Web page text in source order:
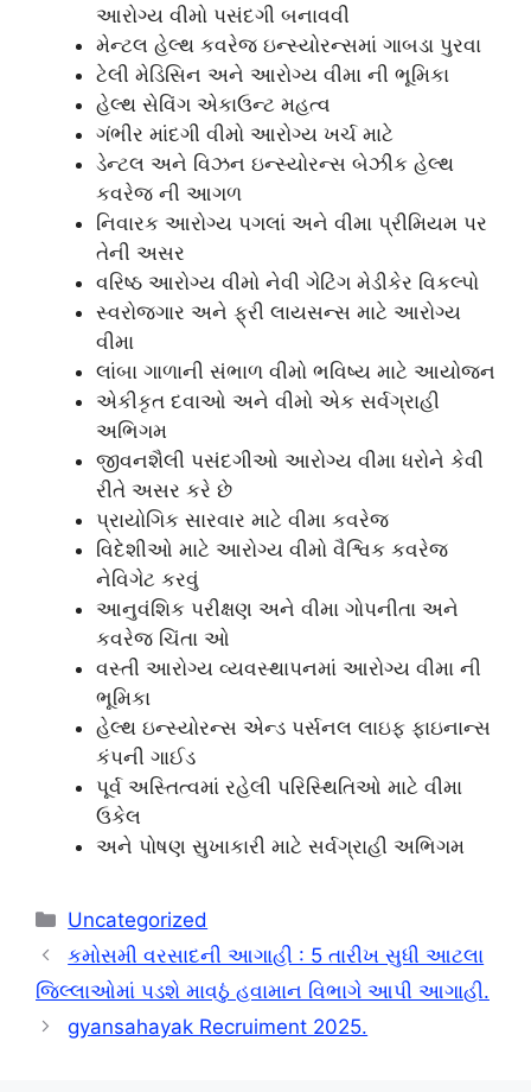
આરોગ્ય વીમો પસંદગી બનાવવી
મેન્ટલ હેલ્થ કવરેજ ઇન્સ્યોરન્સમાં ગાબડા પુરવા
ટેલી મેડિસિન અને આરોગ્ય વીમા ની ભૂમિકા
હેલ્થ સેવિંગ એકાઉન્ટ મહત્વ
ગંભીર માંદગી વીમો આરોગ્ય ખર્ચ માટે
ડેન્ટલ અને વિઝન ઇન્સ્યોરન્સ બેઝીક હેલ્થ
કવરેજ ની આગળ
નિવારક આરોગ્ય પગલાં અને વીમા પ્રીમિયમ પર
તેની અસર
વરિષ્ઠ આરોગ્ય વીમો નેવી ગેટિંગ મેડીકેર વિકલ્પો
સ્વરોજગાર અને ફ્રી લાયસન્સ માટે આરોગ્ય
વીમા
લાંબા ગાળાની સંભાળ વીમો ભવિષ્ય માટે આયોજન
એકીકૃત દવાઓ અને વીમો એક સર્વગ્રાહી
અભિગમ
જીવનશૈલી પસંદગીઓ આરોગ્ય વીમા ધરોને કેવી
રીતે અસર કરે છે
પ્રાયોગિક સારવાર માટે વીમા કવરેજ
વિદેશીઓ માટે આરોગ્ય વીમો વૈશ્વિક કવરેજ
નેવિગેટ કરવું
આનુવંશિક પરીક્ષણ અને વીમા ગોપનીતા અને
કવરેજ ચિંતા ઓ
વસ્તી આરોગ્ય વ્યવસ્થાપનમાં આરોગ્ય વીમા ની
ભૂમિકા
હેલ્થ ઇન્સ્યોરન્સ એન્ડ પર્સનલ લાઇફ ફાઇનાન્સ
કંપની ગાઈડ
પૂર્વ અસ્તિત્વમાં રહેલી પરિસ્થિતિઓ માટે વીમા
ઉકેલ
અને પોષણ સુખાકારી માટે સર્વગ્રાહી અભિગમ
Categories
Uncategorized
કમોસમી વરસાદની આગાહી : 5 તારીખ સુધી આટલા
જિલ્લાઓમાં પડશે માવઠું હવામાન વિભાગે આપી આગાહી.
gyansahayak Recruiment 2025.